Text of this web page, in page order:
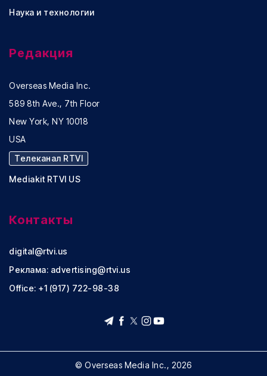
Наука и технологии
Редакция
Overseas Media Inc.
589 8th Ave., 7th Floor
New York, NY 10018
USA
Телеканал RTVI
Mediakit RTVI US
Контакты
digital@rtvi.us
Реклама: advertising@rtvi.us
Office: +1 (917) 722-98-38
© Overseas Media Inc., 2026